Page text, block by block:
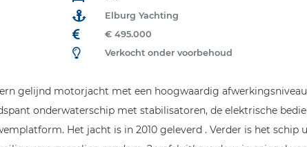
Elburg Yachting
€ 495.000
Verkocht onder voorbehoud
gelijnd motorjacht met een hoogwaardig
onderwaterschip met stabilisatoren, de elektrische
Het jacht is in 2010 geleverd . Verder is het